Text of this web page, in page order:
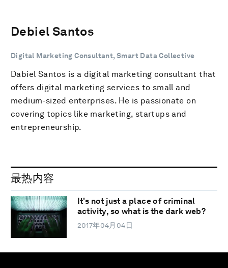
Debiel Santos
Digital Marketing Consultant, Smart Data Collective
Dabiel Santos is a digital marketing consultant that
offers digital marketing services to small and
medium-sized enterprises. He is passionate on
covering topics like marketing, startups and
entrepreneurship.
最热内容
It's not just a place of criminal
activity, so what is the dark web?
2017年04月04日